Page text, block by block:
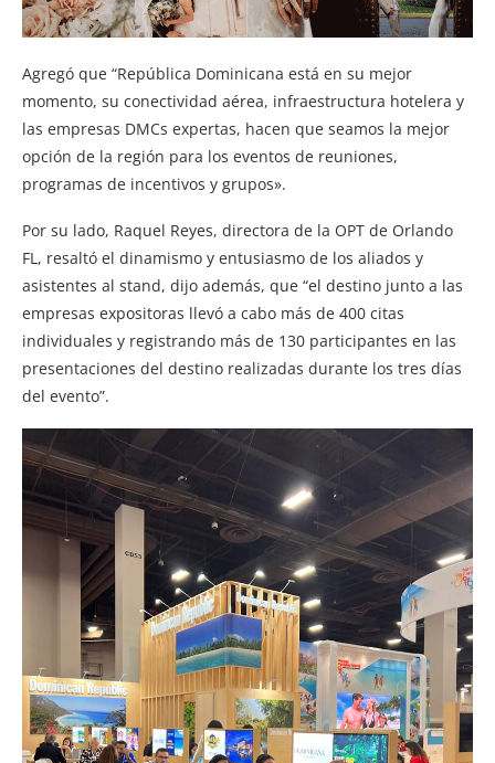
Agregó que “República Dominicana está en su mejor
momento, su conectividad aérea, infraestructura hotelera y
las empresas DMCs expertas, hacen que seamos la mejor
opción de la región para los eventos de reuniones,
programas de incentivos y grupos».
Por su lado, Raquel Reyes, directora de la OPT de Orlando
FL, resaltó el dinamismo y entusiasmo de los aliados y
asistentes al stand, dijo además, que “el destino junto a las
empresas expositoras llevó a cabo más de 400 citas
individuales y registrando más de 130 participantes en las
presentaciones del destino realizadas durante los tres días
del evento”.